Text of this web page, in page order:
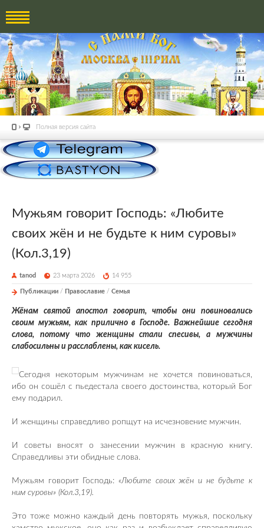
Полная версия сайта
Мужьям говорит Господь: «Любите
своих жён и не будьте к ним суровы»
(Кол.3,19)
tanod 23 марта 2026 14 955
Публикации / Православие / Семья
Жёнам святой апостол говорит, чтобы они повиновались
своим мужьям, как прилично в Господе. Важнейшие сегодня
слова, потому что женщины стали спесивы, а мужчины
слабосильны и расслаблены, как кисель.
Сегодня некоторым мужчинам не хочется повиноваться,
ибо он сошёл с пьедестала своего достоинства, который Бог
ему подарил.
И женщины справедливо ропщут на исчезновение мужчин.
И советы вносят о занесении мужчин в красную книгу.
Справедливы эти обидные слова.
Мужьям говорит Господь: «Любите своих жён и не будьте к
ним суровы» (Кол.3,19).
Это тоже можно каждый день повторять мужья, поскольку